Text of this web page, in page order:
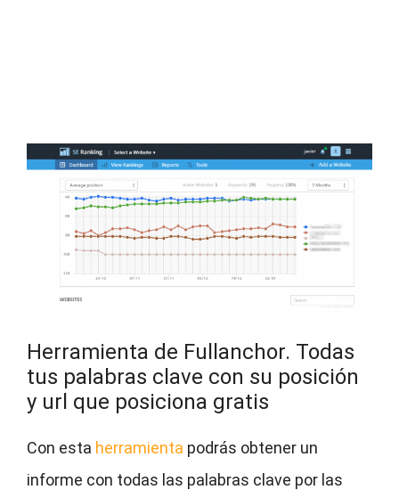
Herramienta de Fullanchor. Todas
tus palabras clave con su posición
y url que posiciona gratis
Con esta herramienta podrás obtener un
informe con todas las palabras clave por las